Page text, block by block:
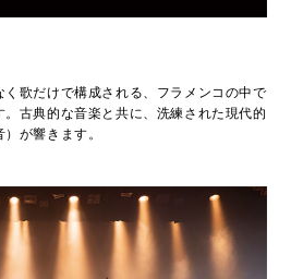
く歌だけで構成される、フラメンコの中で
古典的な音楽と共に、洗練された現代的
が響きます。